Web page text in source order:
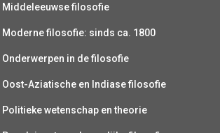
Middeleeuwse filosofie
Moderne filosofie: sinds ca. 1800
Onderwerpen in de filosofie
Oost-Aziatische en Indiase filosofie
Politieke wetenschap en theorie